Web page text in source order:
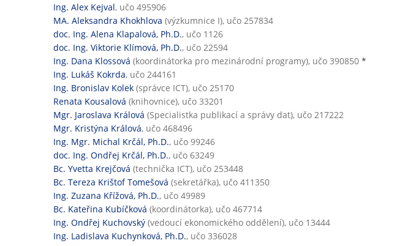
Ing. Alex Kejval, učo 495906
MA. Aleksandra Khokhlova (výzkumnice I), učo 257834
doc. Ing. Alena Klapalová, Ph.D., učo 1126
doc. Ing. Viktorie Klímová, Ph.D., učo 22594
Ing. Dana Klossová (koordinátorka pro mezinárodní programy), učo 390850 *
Ing. Lukáš Kokrda, učo 244161
Ing. Bronislav Kolek (správce ICT), učo 25170
Renata Kousalová (knihovnice), učo 33201
Mgr. Jaroslava Králová (Specialistka publikací a správy dat), učo 217222
Mgr. Kristýna Králová, učo 468496
Ing. Mgr. Michal Krčál, Ph.D., učo 99246
doc. Ing. Ondřej Krčál, Ph.D., učo 63249
Bc. Yvetta Krejčová (technička ICT), učo 253448
Bc. Tereza Krištof Tomešová (sekretářka), učo 411350
Ing. Zuzana Křížová, Ph.D., učo 49989
Bc. Kateřina Kubíčková (koordinátorka), učo 467714
Ing. Ondřej Kuchovský (vedoucí ekonomického oddělení), učo 13444
Ing. Ladislava Kuchynková, Ph.D., učo 336028